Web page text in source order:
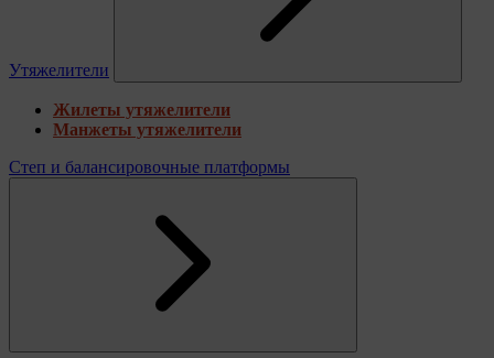
Утяжелители
Жилеты утяжелители
Манжеты утяжелители
Степ и балансировочные платформы